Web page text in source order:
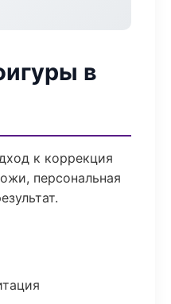
в
к коррекция
персональная